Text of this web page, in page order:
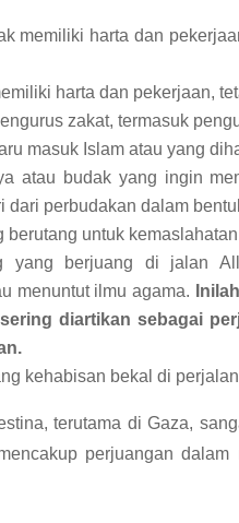
memiliki harta dan
harta dan pekerjaan,
zakat, termasuk
masuk Islam atau yang
atau budak yang ingin
dari perbudakan dalam
berutang untuk
yang berjuang di jalan
menuntut ilmu agama.
diartikan sebagai
kehabisan bekal di
terutama di Gaza,
perjuangan